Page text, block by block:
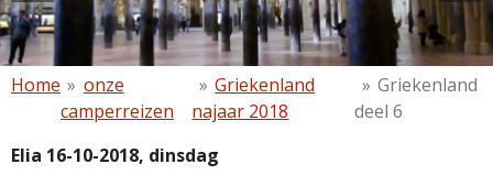
Home » onze
camperreizen
» Griekenland
najaar 2018
» Griekenland
deel 6
Elia 16-10-2018, dinsdag